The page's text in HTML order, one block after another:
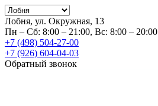
Лобня, ул. Окружная, 13
Пн – Сб: 8:00 – 21:00, Вс: 8:00 – 20:00
+7 (498) 504-27-00
+7 (926) 604-04-03
Обратный звонок